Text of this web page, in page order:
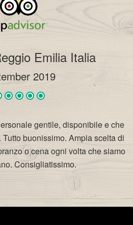
Emilia Italia
2019
gentile, disponibile e che
buonissimo. Ampia scelta di
o cena ogni volta che siamo
Consigliatissimo.